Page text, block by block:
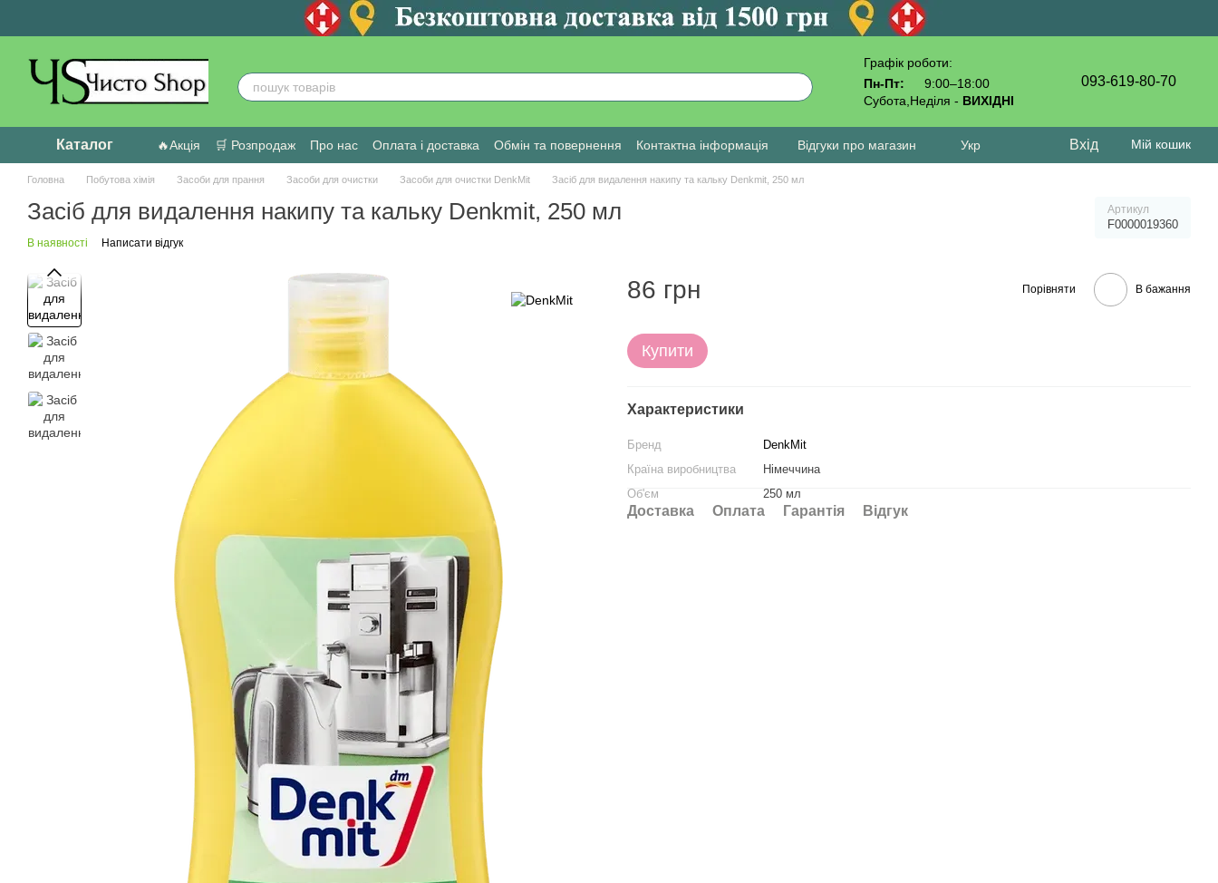
Графік роботи:
Пн-Пт:
9:00–18:00
Субота,Неділя - ВИХІДНІ
093-619-80-70
Каталог 🔥Акція 🛒 Розпродаж Про нас Оплата і доставка Обмін та повернення Контактна інформація Відгуки про магазин Укр Вхід Мій кошик
Головна Побутова хімія Засоби для прання Засоби для очистки Засоби для очистки DenkMit Засіб для видалення накипу та кальку Denkmit, 250 мл
Засіб для видалення накипу та кальку Denkmit, 250 мл Артикул
F0000019360
В наявності Написати відгук
86 грн Порівняти В бажання
Купити
Характеристики
Бренд
DenkMit
Країна виробництва
Німеччина
Об'єм
250 мл
Доставка Оплата Гарантія Відгук